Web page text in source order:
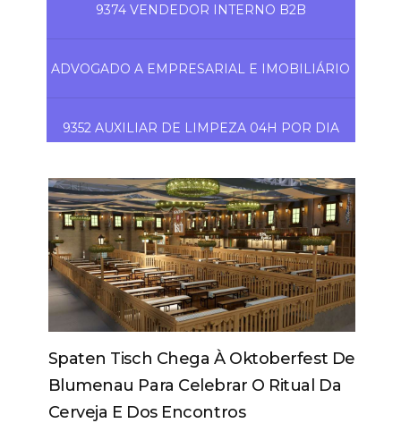
9374 VENDEDOR INTERNO B2B
ADVOGADO A EMPRESARIAL E IMOBILIÁRIO
9352 AUXILIAR DE LIMPEZA 04H POR DIA
Spaten Tisch Chega À Oktoberfest De
Blumenau Para Celebrar O Ritual Da
Cerveja E Dos Encontros